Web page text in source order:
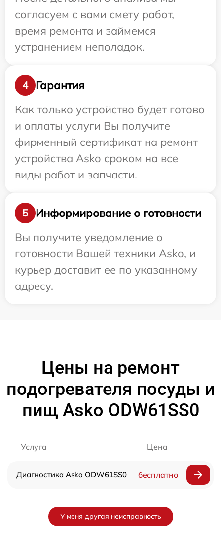
согласуем с вами смету работ,
время ремонта и займемся
устранением неполадок.
4
Гарантия
Как только устройство будет готово
и оплаты услуги Вы получите
фирменный сертификат на ремонт
устройства Asko сроком на все
виды работ и запчасти.
5
Информирование о готовности
Вы получите уведомление о
готовности Вашей техники Asko, и
курьер доставит ее по указанному
адресу.
Цены на ремонт
подогревателя посуды и
пищ Asko ODW61SS0
Услуга Цена
Диагностика Asko ODW61SS0 бесплатно
У меня другая неисправность